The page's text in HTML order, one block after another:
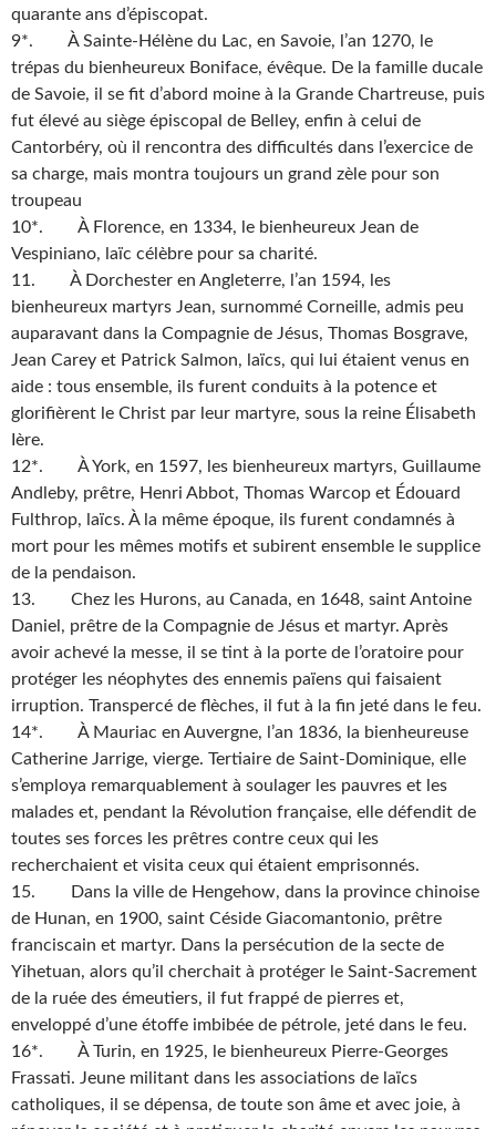
quarante ans d’épiscopat.
9*. À Sainte-Hélène du Lac, en Savoie, l’an 1270, le
trépas du bienheureux Boniface, évêque. De la famille ducale
de Savoie, il se fit d’abord moine à la Grande Chartreuse, puis
fut élevé au siège épiscopal de Belley, enfin à celui de
Cantorbéry, où il rencontra des difficultés dans l’exercice de
sa charge, mais montra toujours un grand zèle pour son
troupeau
10*. À Florence, en 1334, le bienheureux Jean de
Vespiniano, laïc célèbre pour sa charité.
11. À Dorchester en Angleterre, l’an 1594, les
bienheureux martyrs Jean, surnommé Corneille, admis peu
auparavant dans la Compagnie de Jésus, Thomas Bosgrave,
Jean Carey et Patrick Salmon, laïcs, qui lui étaient venus en
aide : tous ensemble, ils furent conduits à la potence et
glorifièrent le Christ par leur martyre, sous la reine Élisabeth
Ière.
12*. À York, en 1597, les bienheureux martyrs, Guillaume
Andleby, prêtre, Henri Abbot, Thomas Warcop et Édouard
Fulthrop, laïcs. À la même époque, ils furent condamnés à
mort pour les mêmes motifs et subirent ensemble le supplice
de la pendaison.
13. Chez les Hurons, au Canada, en 1648, saint Antoine
Daniel, prêtre de la Compagnie de Jésus et martyr. Après
avoir achevé la messe, il se tint à la porte de l’oratoire pour
protéger les néophytes des ennemis païens qui faisaient
irruption. Transpercé de flèches, il fut à la fin jeté dans le feu.
14*. À Mauriac en Auvergne, l’an 1836, la bienheureuse
Catherine Jarrige, vierge. Tertiaire de Saint-Dominique, elle
s’employa remarquablement à soulager les pauvres et les
malades et, pendant la Révolution française, elle défendit de
toutes ses forces les prêtres contre ceux qui les
recherchaient et visita ceux qui étaient emprisonnés.
15. Dans la ville de Hengehow, dans la province chinoise
de Hunan, en 1900, saint Céside Giacomantonio, prêtre
franciscain et martyr. Dans la persécution de la secte de
Yihetuan, alors qu’il cherchait à protéger le Saint-Sacrement
de la ruée des émeutiers, il fut frappé de pierres et,
enveloppé d’une étoffe imbibée de pétrole, jeté dans le feu.
16*. À Turin, en 1925, le bienheureux Pierre-Georges
Frassati. Jeune militant dans les associations de laïcs
catholiques, il se dépensa, de toute son âme et avec joie, à